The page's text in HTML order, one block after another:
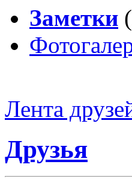
Заметки
Лента
Друзья